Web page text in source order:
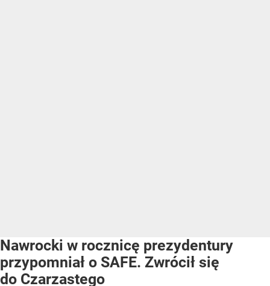
Nawrocki w rocznicę prezydentury
przypomniał o SAFE. Zwrócił się
do Czarzastego